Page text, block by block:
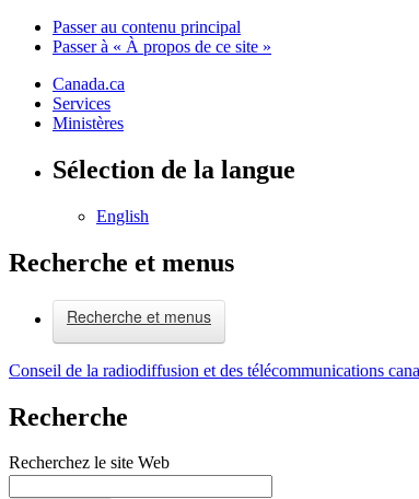
Passer au contenu principal
Passer à « À propos de ce site »
Canada.ca
Services
Ministères
Sélection de la langue
English
Recherche et menus
Recherche et menus
Conseil de la radiodiffusion et des télécommunications
Recherche
Recherchez le site Web